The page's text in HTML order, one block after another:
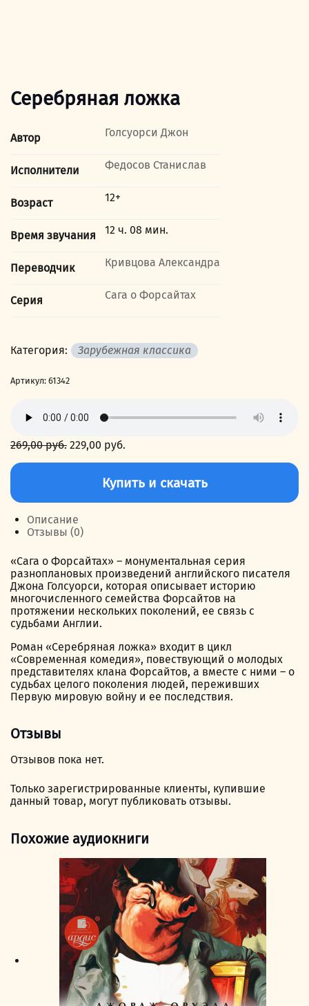
Серебряная ложка
Автор Голсуорси Джон
Исполнители Федосов Станислав
Возраст 12+
Время звучания 12 ч. 08 мин.
Переводчик Кривцова Александра
Серия Сага о Форсайтах
Категория: Зарубежная классика
Артикул: 61342
269,00руб. Первоначальная
269,00 руб..
229,00 руб.
Количество
Серебряная
ложка
Купить и скачать
Описание
Отзывы (0)
«Сага о Форсайтах» – монументальная серия
разноплановых произведений английского писателя
Джона Голсуорси, которая описывает историю
многочисленного семейства Форсайтов на
протяжении нескольких поколений, ее связь с
судьбами Англии.
Роман «Серебряная ложка» входит в цикл
«Современная комедия», повествующий о молодых
представителях клана Форсайтов, а вместе с ними – о
судьбах целого поколения людей, переживших
Первую мировую войну и ее последствия.
Отзывы
Отзывов пока нет.
Только зарегистрированные клиенты, купившие
данный товар, могут публиковать отзывы.
Похожие аудиокниги